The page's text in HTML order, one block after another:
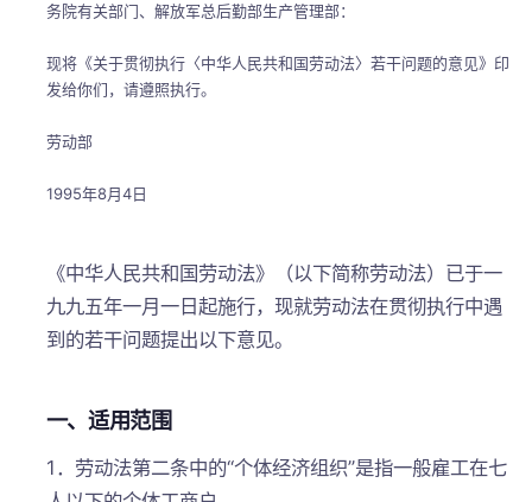
务院有关部门、解放军总后勤部生产管理部：
现将《关于贯彻执行〈中华人民共和国劳动法〉若干问题的意见》印
发给你们，请遵照执行。
劳动部
1995年8月4日
《中华人民共和国劳动法》（以下简称劳动法）已于一
九九五年一月一日起施行，现就劳动法在贯彻执行中遇
到的若干问题提出以下意见。
一、适用范围
1．劳动法第二条中的“个体经济组织”是指一般雇工在七